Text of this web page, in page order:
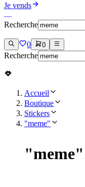
Je vends
Recherche
0 0
Recherche
Accueil
Boutique
Stickers
"meme"
"meme"